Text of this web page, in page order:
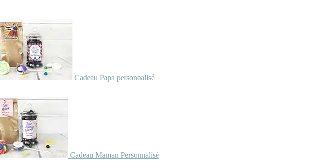
Cadeau Papa personnalisé
Cadeau Maman Personnalisé